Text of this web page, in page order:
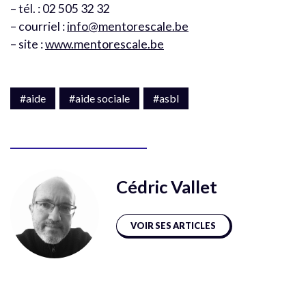
– tél. : 02 505 32 32
– courriel :info@mentorescale.be
– site :www.mentorescale.be
#aide #aide sociale #asbl
Cédric Vallet
VOIR SES ARTICLES